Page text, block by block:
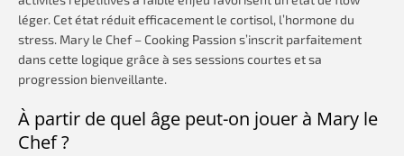
léger. Cet état réduit efficacement le cortisol, l’hormone du
stress. Mary le Chef – Cooking Passion s’inscrit parfaitement
dans cette logique grâce à ses sessions courtes et sa
progression bienveillante.
À partir de quel âge peut-on jouer à Mary le
Chef ?